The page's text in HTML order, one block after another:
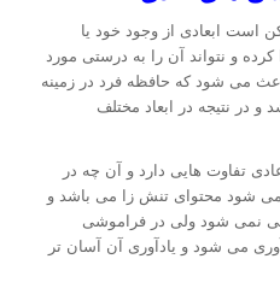
است ابعادی از وجود خود یا
و نتواند آن را به درستی مورد
می شود که حافظه فرد در زمینه
و در نتیجه در ابعاد مختلف
تفاوت هایی دارد و آن چه در
شود محتوای تنش زا می باشد و
نمی شود ولی در فراموشی
می شود و یادآوری آن آسان تر